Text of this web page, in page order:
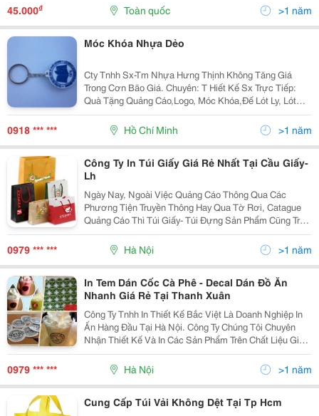
45.000₫ Toàn quốc >1 năm
Móc Khóa Nhựa Dẻo
Cty Tnhh Sx-Tm Nhựa Hưng Thịnh Không Tăng Giá
Trong Cơn Bão Giá. Chuyên: T Hiết Kế Sx Trực Tiếp:
Quà Tặng Quảng Cáo,Logo, Móc Khóa,Đế Lót Ly, Lót
Chuột Vi Tính, Huy Hiệu, Vòng Đeo Tay, Tem-Nhãn Mác
Phục Vụ Ngành May Bằng Nhựa Dẻo Pvc&Hellip;In
0918 *** *** Hồ Chí Minh >1 năm
Công Ty In Túi Giấy Giá Rẻ Nhất Tại Cầu Giấy-
Lh
Ngày Nay, Ngoài Việc Quảng Cáo Thông Qua Các
Phương Tiện Truyền Thông Hay Qua Tờ Rơi, Catague
Quảng Cáo Thì Túi Giấy- Túi Đựng Sản Phẩm Cũng Trở
Thành 1 Công Cụ Mà Các Doanh Nghiệp, Cửa Hàng Sử
Dụng Để Khách Hàng Biết Và Nhớ Đến Thương Hiệu
Sản Phẩm
0979 *** *** Hà Nội >1 năm
In Tem Dán Cốc Cà Phê - Decal Dán Đồ Ăn
Nhanh Giá Rẻ Tại Thanh Xuân
Công Ty Tnhh In Thiết Kế Bắc Việt Là Doanh Nghiệp In
Ấn Hàng Đầu Tại Hà Nội. Công Ty Chúng Tôi Chuyên
Nhận Thiết Kế Và In Các Sản Phẩm Trên Chất Liệu Giấy
Và Decal Như: &Middot;In Card Visit, Namecard, Thẻ
Đeo Hành Lý. . Tờ Rơi, Tờ Gấp, Profile,...
0979 *** *** Hà Nội >1 năm
Cung Cấp Túi Vải Không Dệt Tại Tp Hcm